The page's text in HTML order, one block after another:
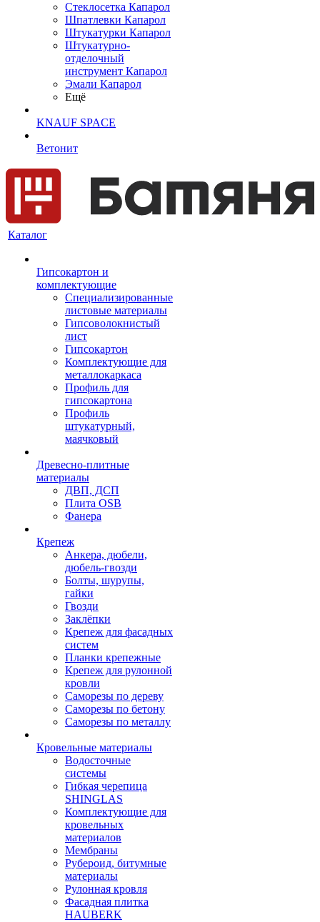
Cтеклосетка Капарол
Шпатлевки Капарол
Штукатурки Капарол
Штукатурно-
отделочный
инструмент Капарол
Эмали Капарол
Ещё
KNAUF SPACE
Ветонит
Каталог
Гипсокартон и
комплектующие
Специализированные
листовые материалы
Гипсоволокнистый
лист
Гипсокартон
Комплектующие для
металлокаркаса
Профиль для
гипсокартона
Профиль
штукатурный,
маячковый
Древесно-плитные
материалы
ДВП, ДСП
Плита OSB
Фанера
Крепеж
Анкера, дюбели,
дюбель-гвозди
Болты, шурупы,
гайки
Гвозди
Заклёпки
Крепеж для фасадных
систем
Планки крепежные
Крепеж для рулонной
кровли
Саморезы по дереву
Саморезы по бетону
Саморезы по металлу
Кровельные материалы
Водосточные
системы
Гибкая черепица
SHINGLAS
Комплектующие для
кровельных
материалов
Мембраны
Рубероид, битумные
материалы
Рулонная кровля
Фасадная плитка
HAUBERK